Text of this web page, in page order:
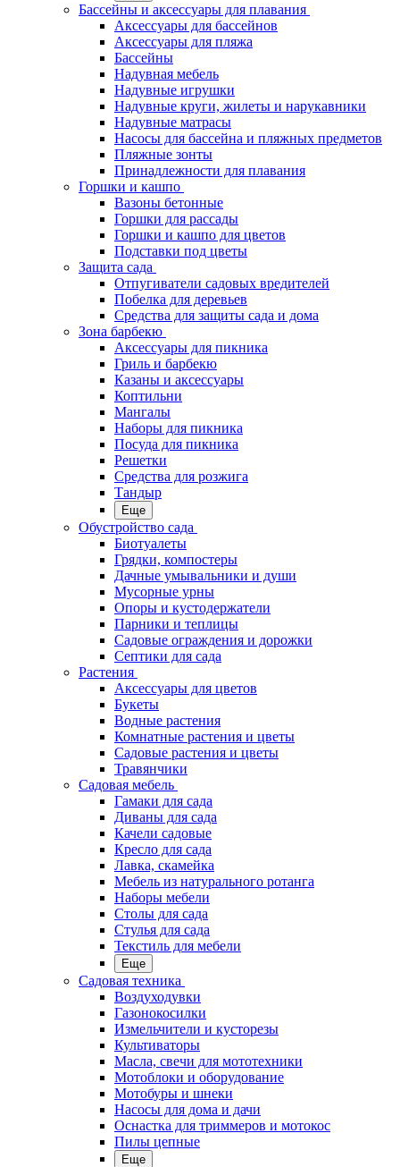
Бассейны и аксессуары для плавания
Аксессуары для бассейнов
Аксессуары для пляжа
Бассейны
Надувная мебель
Надувные игрушки
Надувные круги, жилеты и нарукавники
Надувные матрасы
Насосы для бассейна и пляжных предметов
Пляжные зонты
Принадлежности для плавания
Горшки и кашпо
Вазоны бетонные
Горшки для рассады
Горшки и кашпо для цветов
Подставки под цветы
Защита сада
Отпугиватели садовых вредителей
Побелка для деревьев
Средства для защиты сада и дома
Зона барбекю
Аксессуары для пикника
Гриль и барбекю
Казаны и аксессуары
Коптильни
Мангалы
Наборы для пикника
Посуда для пикника
Решетки
Средства для розжига
Тандыр
Еще
Обустройство сада
Биотуалеты
Грядки, компостеры
Дачные умывальники и души
Мусорные урны
Опоры и кустодержатели
Парники и теплицы
Садовые ограждения и дорожки
Септики для сада
Растения
Аксессуары для цветов
Букеты
Водные растения
Комнатные растения и цветы
Садовые растения и цветы
Травянчики
Садовая мебель
Гамаки для сада
Диваны для сада
Качели садовые
Кресло для сада
Лавка, скамейка
Мебель из натурального ротанга
Наборы мебели
Столы для сада
Стулья для сада
Текстиль для мебели
Еще
Садовая техника
Воздуходувки
Газонокосилки
Измельчители и кусторезы
Культиваторы
Масла, свечи для мототехники
Мотоблоки и оборудование
Мотобуры и шнеки
Насосы для дома и дачи
Оснастка для триммеров и мотокос
Пилы цепные
Еще